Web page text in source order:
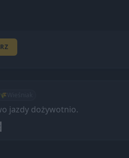
🌾
jazdy dożywotnio.